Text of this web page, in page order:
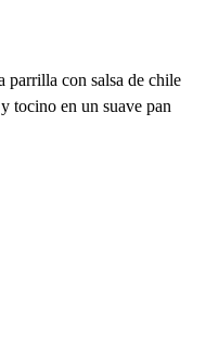
parrilla con salsa de chile
tocino en un suave pan